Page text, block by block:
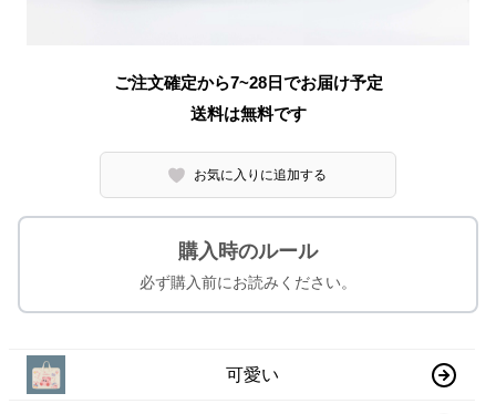
ご注文確定から7~28日でお届け予定
送料は無料です
お気に入りに追加する
購入時のルール
必ず購入前にお読みください。
可愛い